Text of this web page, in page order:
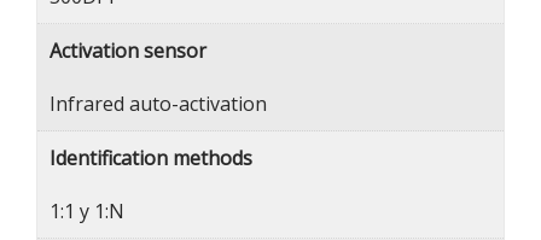
Activation sensor
Infrared auto-activation
Identification methods
1:1 y 1:N